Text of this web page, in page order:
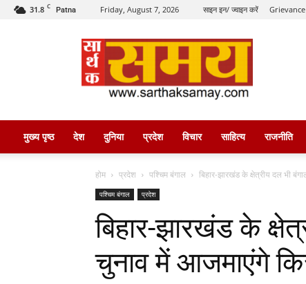
31.8 C Patna Friday, August 7, 2026 साइन इन/ ज्वाइन करें
सार्थक
समय
मुख्य पृष्ठ देश दुनिया प्रदेश विचार साहित्य राजनीति
होम प्रदेश पश्चिम बंगाल बिहार-झारखंड के क्षेत्रीय दल भी
पश्चिम बंगाल प्रदेश
बिहार-झारखंड के
चुनाव में आजमाएंगे